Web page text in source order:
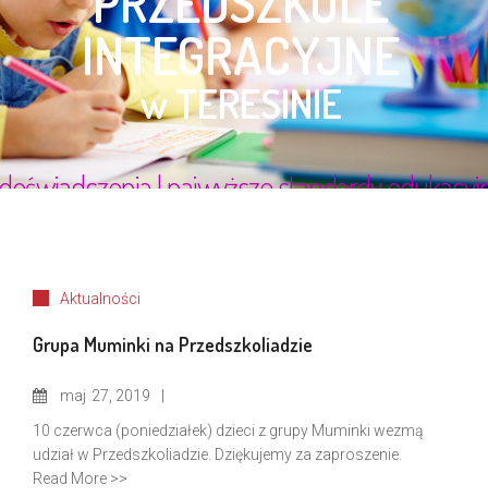
Aktualności
Grupa Muminki na Przedszkoliadzie
maj 27, 2019
10 czerwca (poniedziałek) dzieci z grupy Muminki wezmą
udział w Przedszkoliadzie. Dziękujemy za zaproszenie.
Read More >>